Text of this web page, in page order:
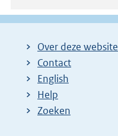
Over deze website
Contact
English
Help
Zoeken